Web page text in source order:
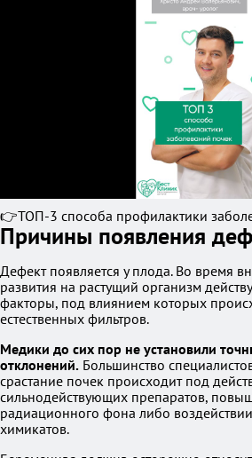
👉ТОП-3 способа профилактики
Причины появления
Дефект появляется у плода. Во время
развития на растущий организм
факторы, под влиянием которых
естественных фильтров.
Медики до сих пор не установили
отклонений. Большинство
срастание почек происходит под
сильнодействующих препаратов,
радиационного фона либо
химикатов.